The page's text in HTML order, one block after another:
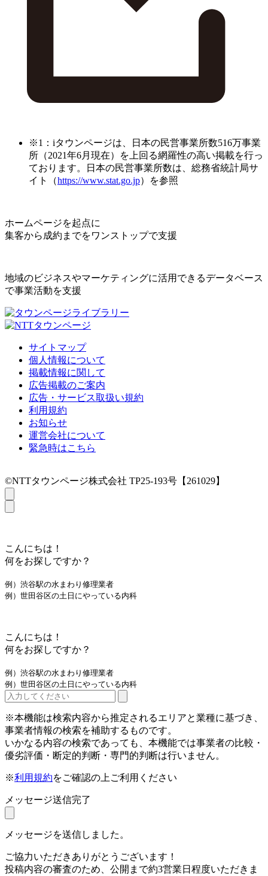
※1：iタウンページは、日本の民営事業所数516万事業
所（2021年6月現在）を上回る網羅性の高い掲載を行っ
ております。日本の民営事業所数は、総務省統計局サ
イト（https://www.stat.go.jp）を参照
ホームページを起点に
集客から成約までをワンストップで支援
地域のビジネスやマーケティングに活用できるデータベース
で事業活動を支援
サイトマップ
個人情報について
掲載情報に関して
広告掲載のご案内
広告・サービス取扱い規約
利用規約
お知らせ
運営会社について
緊急時はこちら
©NTTタウンページ株式会社 TP25-193号【261029】
こんにちは！
何をお探しですか？
例）渋谷駅の水まわり修理業者
例）世田谷区の土日にやっている内科
こんにちは！
何をお探しですか？
例）渋谷駅の水まわり修理業者
例）世田谷区の土日にやっている内科
※本機能は検索内容から推定されるエリアと業種に基づき、
事業者情報の検索を補助するものです。
いかなる内容の検索であっても、本機能では事業者の比較・
優劣評価・断定的判断・専門的判断は行いません。
※利用規約をご確認の上ご利用ください
メッセージ送信完了
メッセージを送信しました。
ご協力いただきありがとうございます！
投稿内容の審査のため、公開まで約3営業日程度いただきま